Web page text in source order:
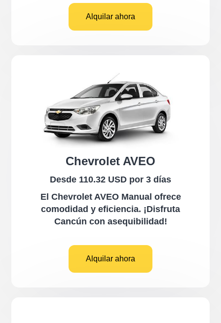
Alquilar ahora
Chevrolet AVEO
Desde 110.32 USD por 3 días
El Chevrolet AVEO Manual ofrece
comodidad y eficiencia. ¡Disfruta
Cancún con asequibilidad!
Alquilar ahora